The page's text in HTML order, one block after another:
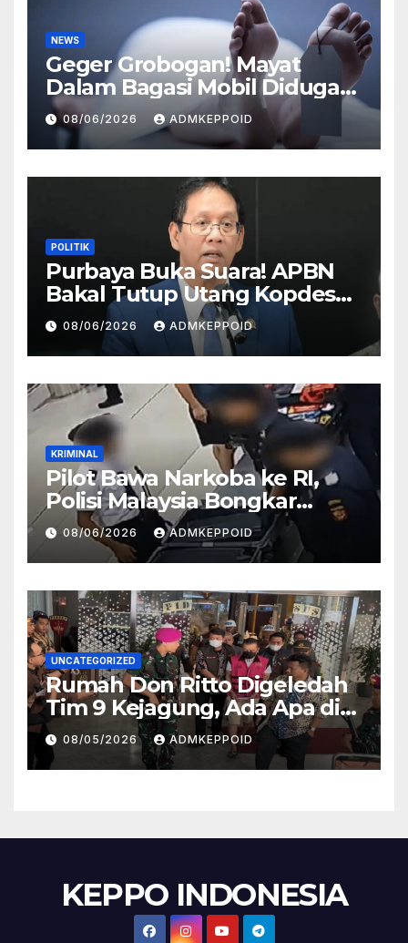
NEWS
Geger Grobogan! Mayat
Dalam Bagasi Mobil Diduga
Terkait Hilangnya Bos Konter
HP
08/06/2026 ADMKEPPOID
POLITIK
Purbaya Buka Suara! APBN
Bakal Tutup Utang Kopdes
Rp 240 Triliun, Cicilan Rp 40
Triliun per Tahun
08/06/2026 ADMKEPPOID
KRIMINAL
Pilot Bawa Narkoba ke RI,
Polisi Malaysia Bongkar
Sosok Pemasok di Balik
Kasus Ini
08/06/2026 ADMKEPPOID
UNCATEGORIZED
Rumah Don Ritto Digeledah
Tim 9 Kejagung, Ada Apa di
Balik Kasus TPPU Febrie?
08/05/2026 ADMKEPPOID
KEPPO INDONESIA